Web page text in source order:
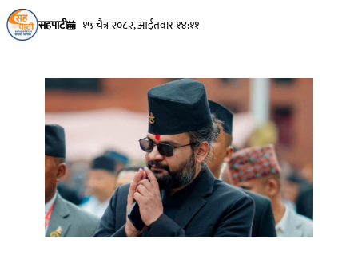
सहपाटी १५ चैत्र २०८२, आईतवार १४:११